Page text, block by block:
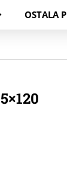
OSTALA